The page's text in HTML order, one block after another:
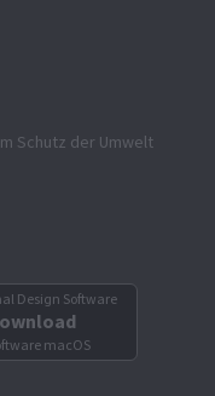
Schutz der Umwelt
Design Software
macOS